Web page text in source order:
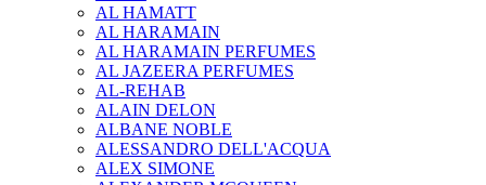
AL HAMATT
AL HARAMAIN
AL HARAMAIN PERFUMES
AL JAZEERA PERFUMES
AL-REHAB
ALAIN DELON
ALBANE NOBLE
ALESSANDRO DELL'ACQUA
ALEX SIMONE